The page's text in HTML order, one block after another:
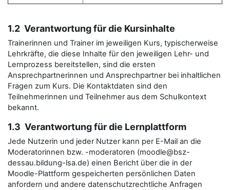
1.2 Verantwortung für die Kursinhalte
Trainerinnen und Trainer im jeweiligen Kurs, typischerweise
Lehrkräfte, die diese Inhalte für den jeweiligen Lehr- und
Lernprozess bereitstellen, sind die ersten
Ansprechpartnerinnen und Ansprechpartner bei inhaltlichen
Fragen zum Kurs. Die Kontaktdaten sind den
Teilnehmerinnen und Teilnehmer aus dem Schulkontext
bekannt.
1.3 Verantwortung für die Lernplattform
Jede Nutzerin und jeder Nutzer kann per E-Mail an die
Moderatorinnen bzw. -moderatoren (moodle@bsz-
dessau.bildung-lsa.de) einen Bericht über die in der
Moodle-Plattform gespeicherten persönlichen Daten
anfordern und andere datenschutzrechtliche Anfragen